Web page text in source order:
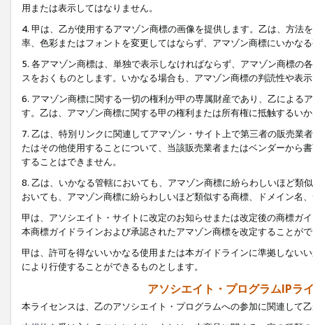
用または表示してはなりません。
4. 甲は、乙が使用するアマゾン商標の画像を提供します。乙は、方
率、色彩またはフォントを変更してはならず、アマゾン商標にいかな
5. 各アマゾン商標は、単独で表示しなければならず、アマゾン商標
スをおくものとします。いかなる場合も、アマゾン商標の判読性や表
6. アマゾン商標に関する一切の権利が甲の専属財産であり、乙による
す。乙は、アマゾン商標に関する甲の権利または所有権に抵触するい
7. 乙は、特別リンクに関連してアマゾン・サイト上で第三者の販売
たはその他使用することについて、当該販売業者またはベンダーから
することはできません。
8. 乙は、いかなる管轄においても、アマゾン商標に紛らわしいほど類
おいても、アマゾン商標に紛らわしいほど類似する商標、ドメイン名
甲は、アソシエイト・サイトに改定のお知らせまたは改定後の商標ガ
本商標ガイドラインおよび承認されたアマゾン商標を改定することが
甲は、許可を得ないいかなる使用または本ガイドラインに準拠しない
により行使することができるものとします。
アソシエイト・プログラムIPラ
本ライセンスは、乙のアソシエイト・プログラムへの参加に関連して